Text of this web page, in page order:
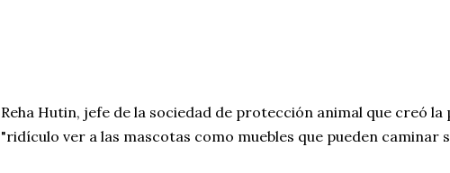
Reha Hutin, jefe de la sociedad de protección animal que creó
"ridículo ver a las mascotas como muebles que pueden caminar